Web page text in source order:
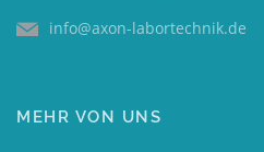
info@axon-labortechnik.de
MEHR VON UNS